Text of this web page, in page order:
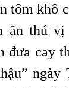
tôm khô
ăn thú
đưa cay